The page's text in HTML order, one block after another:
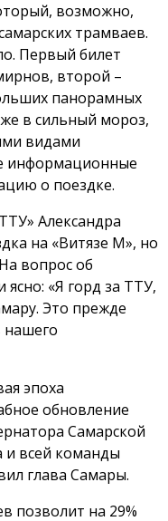
возможно,
трамваев.
Первый билет
второй –
панорамных
в сильный мороз,
видами
информационные
о поездке.
Александра
на «Витязе М», но
вопрос об
«Я горд за ТТУ,
Это прежде
нашего
эпоха
обновление
Самарской
и всей команды
глава Самары.
позволит на 29%